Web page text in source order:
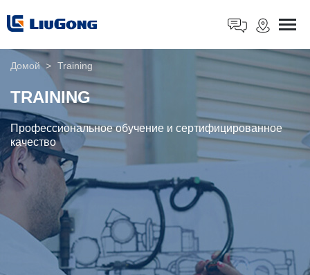
Домой > Training
TRAINING
Профессиональное обучение и сертифицированное
качество